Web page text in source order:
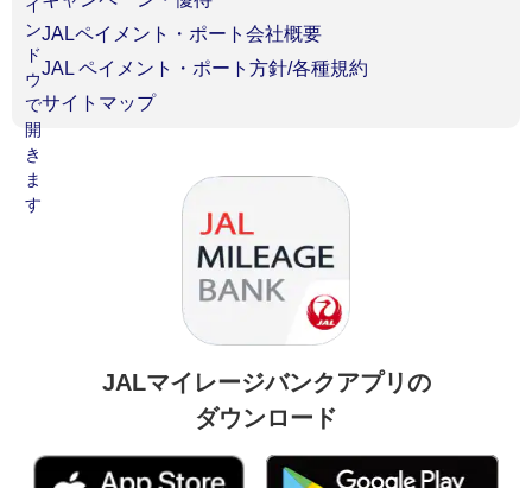
JALペイメント・ポート会社概要
JAL ペイメント・ポート方針/各種規約
サイトマップ
JALマイレージバンクアプリの
ダウンロード